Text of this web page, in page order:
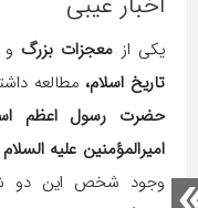
یکی از معجزات بزرگ
تاریخ اسلام، مطالعه
حضرت رسول اعظم
امیرالمؤمنین علیه السلام
وجود شخص این دو